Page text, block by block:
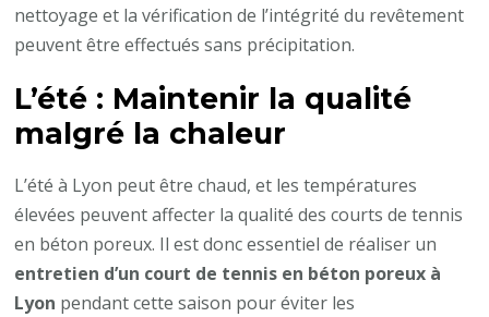
nettoyage et la vérification de l’intégrité du revêtement
peuvent être effectués sans précipitation.
L’été : Maintenir la qualité
malgré la chaleur
L’été à Lyon peut être chaud, et les températures
élevées peuvent affecter la qualité des courts de tennis
en béton poreux. Il est donc essentiel de réaliser un
entretien d’un court de tennis en béton poreux à
Lyon pendant cette saison pour éviter les